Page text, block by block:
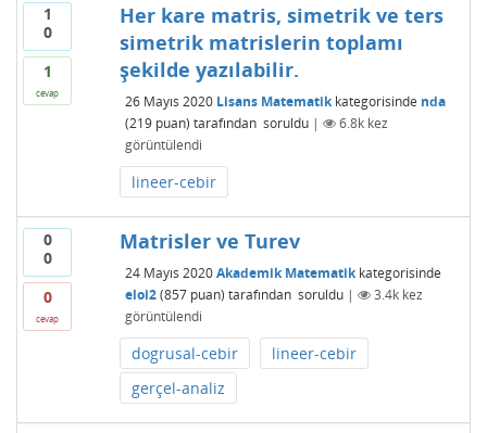
1
0
1
cevap
Her kare matris, simetrik ve ters
simetrik matrislerin toplamı
şekilde yazılabilir.
26 Mayıs 2020 Lisans Matematikkategorisinde nda
(219puan) tarafından soruldu | 6.8kkez
görüntülendi
lineer-cebir
0
0
0
cevap
Matrisler ve Turev
24 Mayıs 2020 Akademik Matematikkategorisinde
eloi2 (857puan) tarafından soruldu | 3.4kkez
görüntülendi
dogrusal-cebir
lineer-cebir
gerçel-analiz